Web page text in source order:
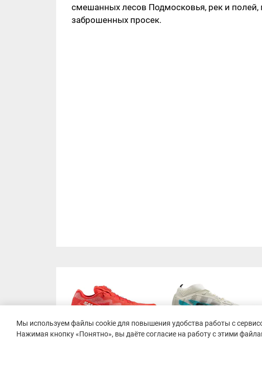
смешанных лесов Подмосковья, рек и полей,
заброшенных просек.
Мы используем файлы cookie для повышения удобства работы с
Нажимая кнопку «Понятно», вы даёте согласие на работу с этими